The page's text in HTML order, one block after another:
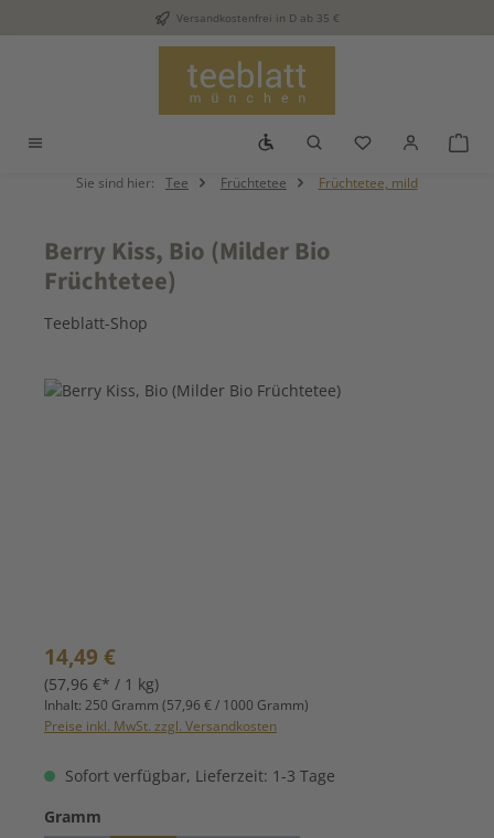
Zum Hauptinhalt springenVersandkostenfrei in D ab 35 €
Werkzeugleiste anzeigen
Du hast 0
Sie sind hier: Tee Früchtetee Früchtetee, mild
Berry Kiss, Bio (Milder Bio
Früchtetee)
Teeblatt-Shop
Bildergalerie überspringen
Regulärer Preis:
14,49 €
(57,96 €* / 1 kg)
Inhalt: 250 Gramm (57,96 € / 1000 Gramm)
Preise inkl. MwSt. zzgl. Versandkosten
Sofort verfügbar, Lieferzeit: 1-3 Tage
Gramm